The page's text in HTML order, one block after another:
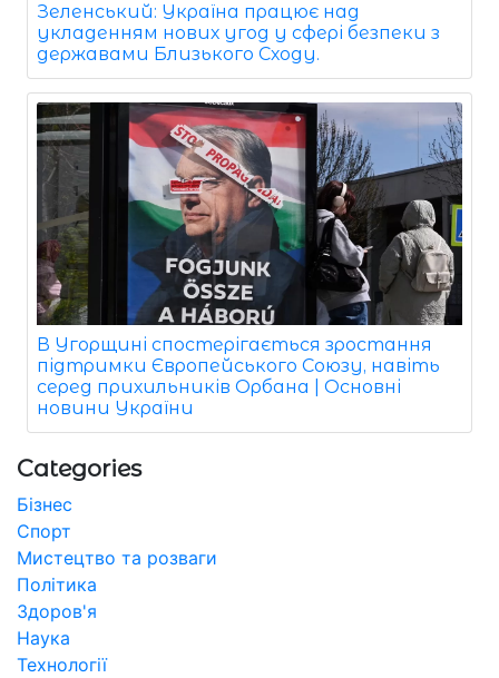
Зеленський: Україна працює над
укладенням нових угод у сфері безпеки з
державами Близького Сходу.
В Угорщині спостерігається зростання
підтримки Європейського Союзу, навіть
серед прихильників Орбана | Основні
новини України
Categories
Бізнес
Спорт
Мистецтво та розваги
Політика
Здоров'я
Наука
Технології